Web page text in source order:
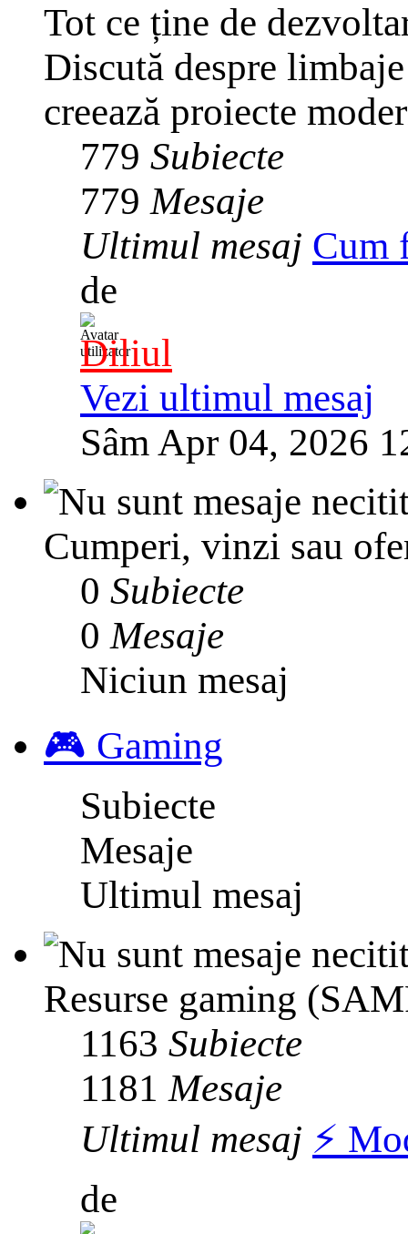
Tot ce ține de
Discută despre
creează proiecte
779 Subiecte
779Mesaje
Ultimul mesaj Cum
de
Diliul
Vezi ultimul mesaj
Sâm Apr 04, 2026
Cumperi, vinzi sau
0 Subiecte
0Mesaje
Niciun mesaj
🎮 Gaming
Subiecte
Mesaje
Ultimul mesaj
Resurse gaming
1163 Subiecte
1181Mesaje
Ultimul mesaj ⚡️
de